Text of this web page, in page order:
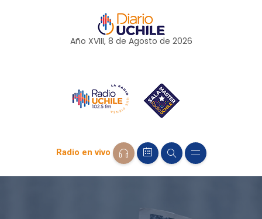
Año XVIII, 8 de Agosto de 2026
Radio en vivo